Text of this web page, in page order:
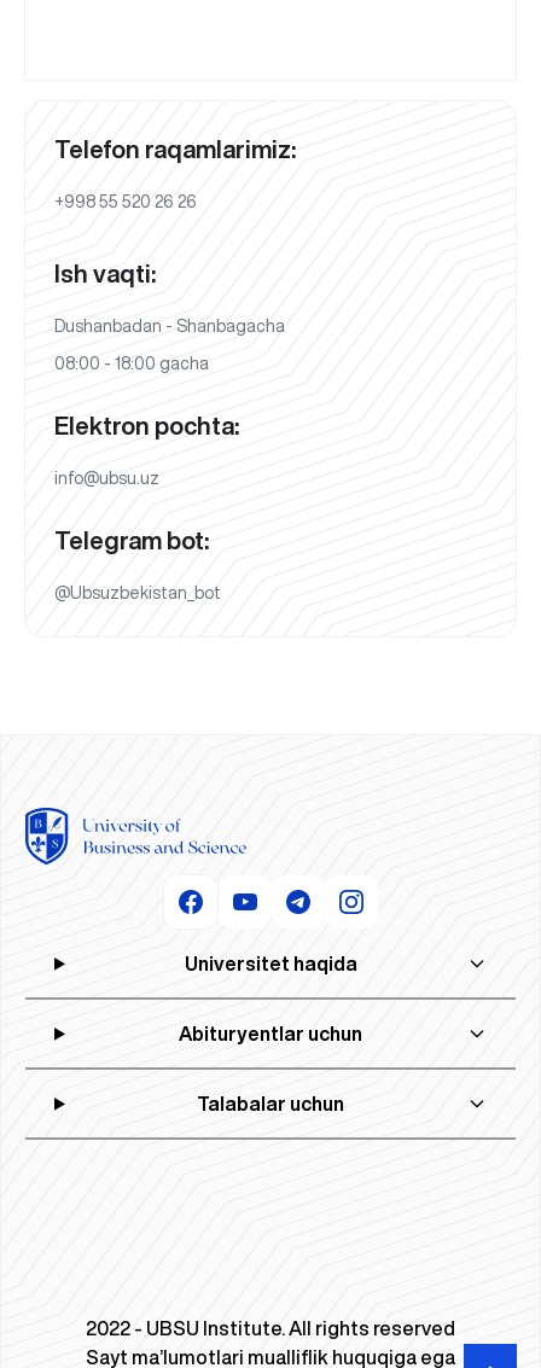
Telefon raqamlarimiz:
+998 55 520 26 26
Ish vaqti:
Dushanbadan - Shanbagacha
08:00 - 18:00 gacha
Elektron pochta:
info@ubsu.uz
Telegram bot:
@Ubsuzbekistan_bot
Universitet haqida
Abituryentlar uchun
Talabalar uchun
2022 - UBSU Institute. All rights reserved
Sayt ma’lumotlari mualliflik huquqiga ega